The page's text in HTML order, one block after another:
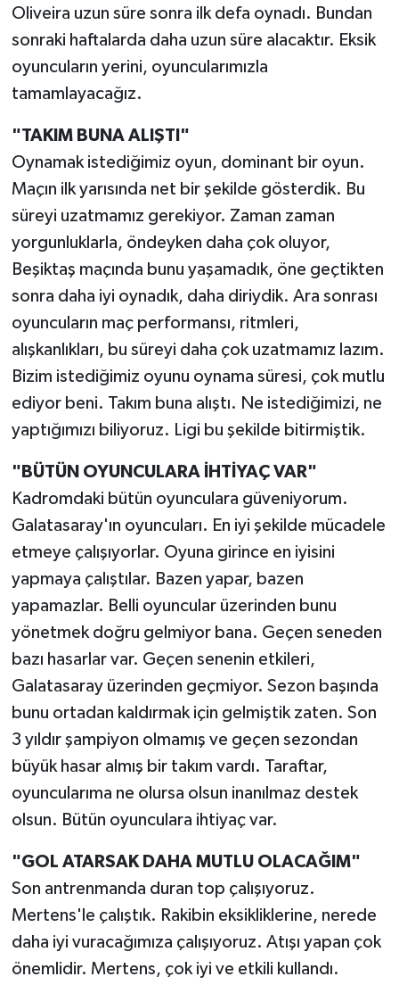
Oliveira uzun süre sonra ilk defa oynadı. Bundan
sonraki haftalarda daha uzun süre alacaktır. Eksik
oyuncuların yerini, oyuncularımızla
tamamlayacağız.
"TAKIM BUNA ALIŞTI"
Oynamak istediğimiz oyun, dominant bir oyun.
Maçın ilk yarısında net bir şekilde gösterdik. Bu
süreyi uzatmamız gerekiyor. Zaman zaman
yorgunluklarla, öndeyken daha çok oluyor,
Beşiktaş maçında bunu yaşamadık, öne geçtikten
sonra daha iyi oynadık, daha diriydik. Ara sonrası
oyuncuların maç performansı, ritmleri,
alışkanlıkları, bu süreyi daha çok uzatmamız lazım.
Bizim istediğimiz oyunu oynama süresi, çok mutlu
ediyor beni. Takım buna alıştı. Ne istediğimizi, ne
yaptığımızı biliyoruz. Ligi bu şekilde bitirmiştik.
"BÜTÜN OYUNCULARA İHTİYAÇ VAR"
Kadromdaki bütün oyunculara güveniyorum.
Galatasaray'ın oyuncuları. En iyi şekilde mücadele
etmeye çalışıyorlar. Oyuna girince en iyisini
yapmaya çalıştılar. Bazen yapar, bazen
yapamazlar. Belli oyuncular üzerinden bunu
yönetmek doğru gelmiyor bana. Geçen seneden
bazı hasarlar var. Geçen senenin etkileri,
Galatasaray üzerinden geçmiyor. Sezon başında
bunu ortadan kaldırmak için gelmiştik zaten. Son
3 yıldır şampiyon olmamış ve geçen sezondan
büyük hasar almış bir takım vardı. Taraftar,
oyuncularıma ne olursa olsun inanılmaz destek
olsun. Bütün oyunculara ihtiyaç var.
"GOL ATARSAK DAHA MUTLU OLACAĞIM"
Son antrenmanda duran top çalışıyoruz.
Mertens'le çalıştık. Rakibin eksikliklerine, nerede
daha iyi vuracağımıza çalışıyoruz. Atışı yapan çok
önemlidir. Mertens, çok iyi ve etkili kullandı.